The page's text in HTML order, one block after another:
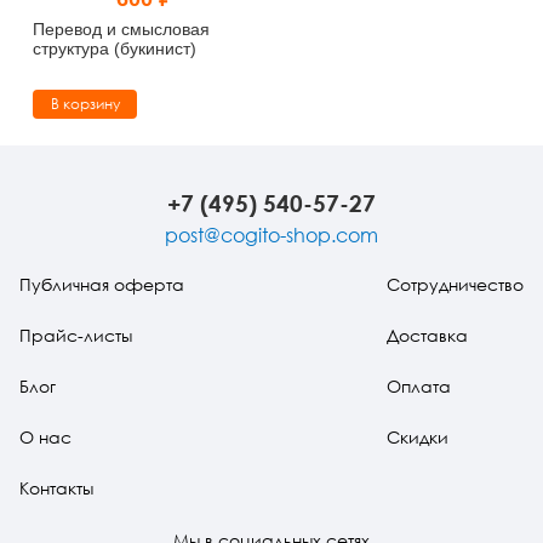
Тревожные расстройства, панические атаки
Психодрама
Психология труда и эргономика
Социальная и организационная психология
Перевод и смысловая
структура (букинист)
В корзину
+7 (495) 540-57-27
post@cogito-shop.com
Публичная оферта
Прайс-листы
Блог
О нас
Контакты
Сотрудничество
Доставка
Оплата
Скидки